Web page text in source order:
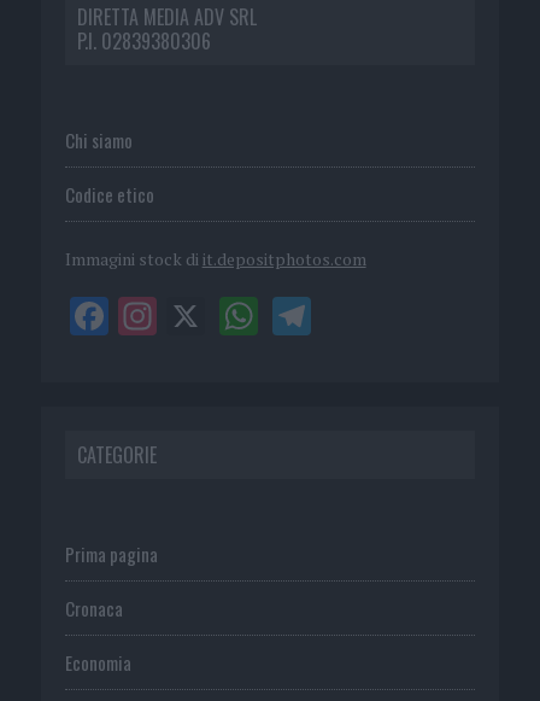
DIRETTA MEDIA ADV SRL
P.I. 02839380306
Chi siamo
Codice etico
Immagini stock di it.depositphotos.com
CATEGORIE
Prima pagina
Cronaca
Economia